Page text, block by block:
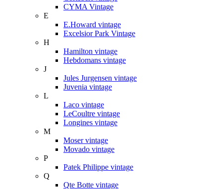
CYMA Vintage
E
E.Howard vintage
Excelsior Park Vintage
H
Hamilton vintage
Hebdomans vintage
J
Jules Jurgensen vintage
Juvenia vintage
L
Laco vintage
LeCoultre vintage
Longines vintage
M
Moser vintage
Movado vintage
P
Patek Philippe vintage
Q
Qte Botte vintage